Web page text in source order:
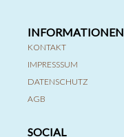
INFORMATIONEN
KONTAKT
IMPRESSSUM
DATENSCHUTZ
AGB
SOCIAL